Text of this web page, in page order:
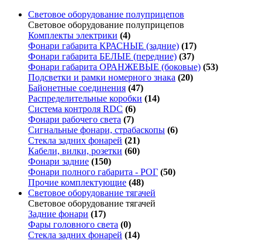
Световое оборудование полуприцепов
Световое оборудование полуприцепов
Комплекты электрики (4)
Фонари габарита КРАСНЫЕ (задние) (17)
Фонари габарита БЕЛЫЕ (передние) (37)
Фонари габарита ОРАНЖЕВЫЕ (боковые) (53)
Подсветки и рамки номерного знака (20)
Байонетные соединения (47)
Распределительные коробки (14)
Система контроля RDC (6)
Фонари рабочего света (7)
Сигнальные фонари, страбаскопы (6)
Стекла задних фонарей (21)
Кабели, вилки, розетки (60)
Фонари задние (150)
Фонари полного габарита - РОГ (50)
Прочие комплектующие (48)
Световое оборудование тягачей
Световое оборудование тягачей
Задние фонари (17)
Фары головного света (0)
Стекла задних фонарей (14)